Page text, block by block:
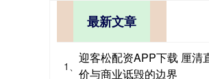
最新文章
1、
迎客松配资APP下载 厘清
价与商业诋毁的边界